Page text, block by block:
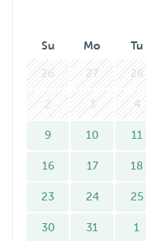
t/m 13 augustus om
passen. Mocht u een
Hartelijke groet,
Renske
Su Mo Tu
26 27 28
2 3 4
9 10 11
16 17 18
23 24 25
30 31 1